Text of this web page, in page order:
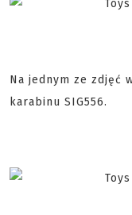
Na jednym ze zdjęć
karabinu SIG556.